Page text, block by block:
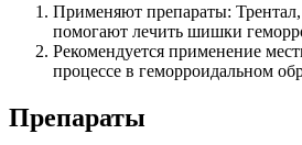
Применяют препараты: Трентал,
помогают лечить шишки
Рекомендуется применение
процессе в геморроидальном
Препараты